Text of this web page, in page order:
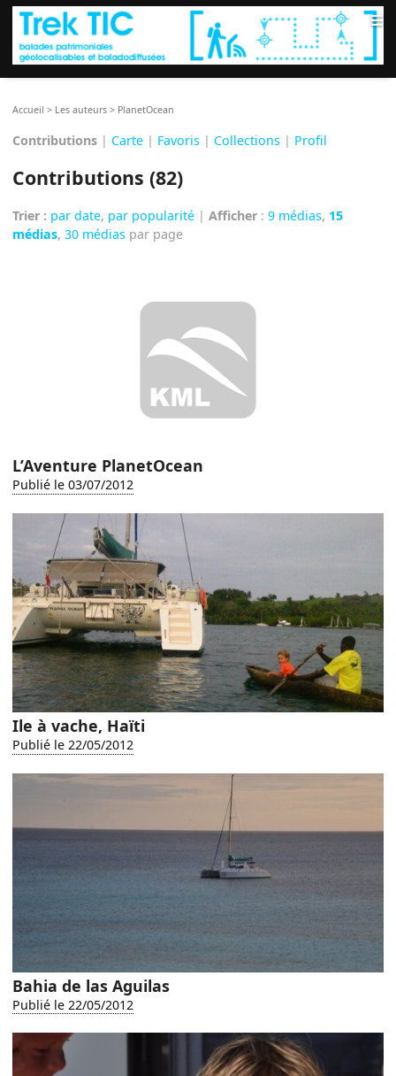
≡
Accueil > Les auteurs > PlanetOcean
Contributions | Carte | Favoris | Collections | Profil
Contributions (82)
Trier : par date, par popularité |Afficher :9 médias, 15
médias,30 médias par page
L’Aventure PlanetOcean
Publié le 03/07/2012
Ile à vache, Haïti
Publié le 22/05/2012
Bahia de las Aguilas
Publié le 22/05/2012